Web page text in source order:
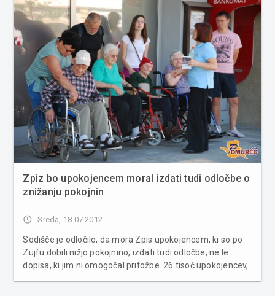
Zpiz bo upokojencem moral izdati tudi odločbe o
znižanju pokojnin
access_time Sreda, 18.07.2012
Sodišče je odločilo, da mora Zpis upokojencem, ki so po
Zujfu dobili nižjo pokojnino, izdati tudi odločbe, ne le
dopisa, ki jim ni omogočal pritožbe. 26 tisoč upokojencev,